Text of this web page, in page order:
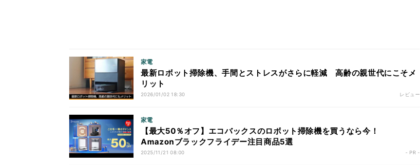
家電
最新ロボット掃除機、手間とストレスがさらに軽減 高齢の親世代にこそメ
リット
2026/01/02 18:30 レビュー
家電
【最大50％オフ】エコバックスのロボット掃除機を買うなら今！
Amazonブラックフライデー注目商品5選
2025/11/21 08:00 - PR -